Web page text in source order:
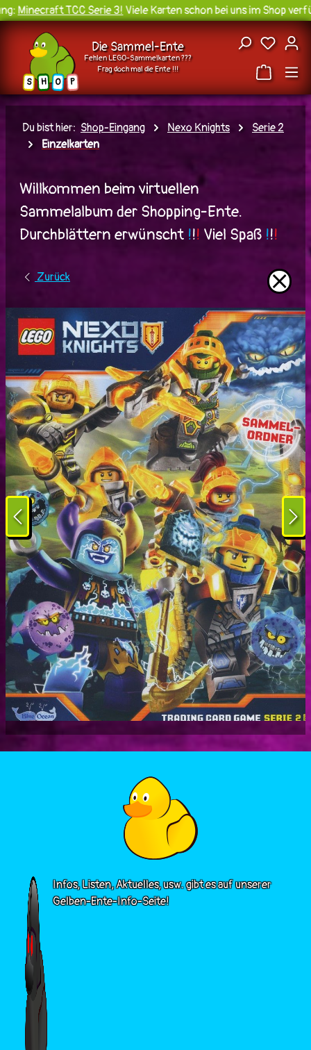
Zum Hauptinhalt springen
Minecraft TCC Serie 3!Viele Karten schon bei uns im Shop
S H O P
Die Sammel-Ente
Fehlen LEGO-Sammelkarten ???
Frag doch mal die Ente !!!
Du
Du bist hier: Shop-Eingang Nexo Knights
Serie 2
Einzelkarten
Willkommen beim virtuellen
Sammelalbum der Shopping-Ente.
Durchblättern erwünscht !!! Viel Spaß !!!
Zurück ⨯
Infos, Listen, Aktuelles, usw. gibt es auf unserer
Gelben-Ente-Info-Seite!